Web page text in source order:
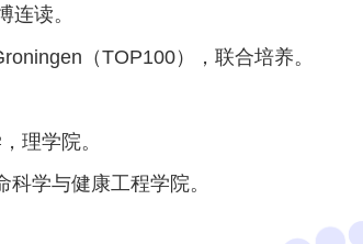
连读。
（TOP100），联合培养。
理学院。
学与健康工程学院。